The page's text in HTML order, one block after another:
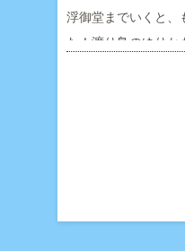
浮御堂までいくと、
た！渡り鳥のゆりか